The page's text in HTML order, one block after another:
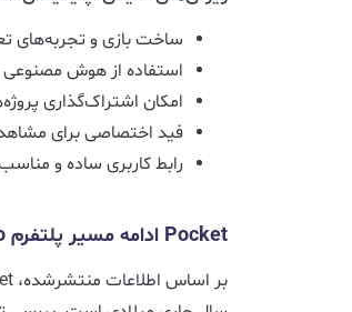
ساخت بازی و تجربه‌های
استفاده از هوش مصنوعی
امکان اشتراک‌گذاری
فید اختصاصی برای
رابط کاربری ساده و
Pocket ادامه مسیر پلتفرم Gizmo است